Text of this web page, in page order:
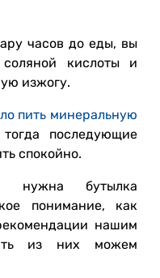
часов до еды, вы
кислоты и
изжогу.
пить минеральную
последующие
спокойно.
нужна бутылка
понимание, как
нашим
из них можем